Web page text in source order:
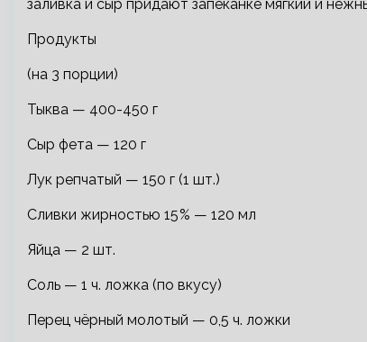
заливка и сыр придают запеканке мягкий и
Продукты
(на 3 порции)
Тыква — 400-450 г
Сыр фета — 120 г
Лук репчатый — 150 г (1 шт.)
Сливки жирностью 15 % — 120 мл
Яйца — 2 шт.
Соль — 1 ч. ложка (по вкусу)
Перец чёрный молотый — 0,5 ч. ложки